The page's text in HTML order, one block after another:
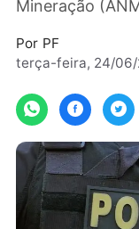
fiscalização
Mineração
terça-feira, 24/